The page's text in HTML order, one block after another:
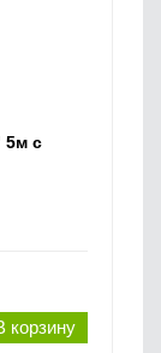
5м с
корзину